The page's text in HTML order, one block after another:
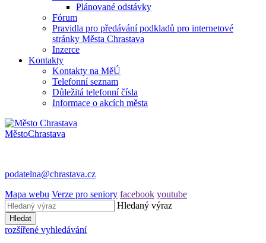
Plánované odstávky
Fórum
Pravidla pro předávání podkladů pro internetové
stránky Města Chrastava
Inzerce
Kontakty
Kontakty na MěÚ
Telefonní seznam
Důležitá telefonní čísla
Informace o akcích města
MěstoChrastava
podatelna@chrastava.cz
Mapa webu Verze pro seniory facebook youtube
Hledaný výraz
Hledat
rozšířené vyhledávání